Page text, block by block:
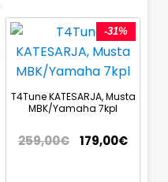
-31%
T4Tune KATESARJA, Musta
MBK/Yamaha 7kpl
259,00€ 179,00€